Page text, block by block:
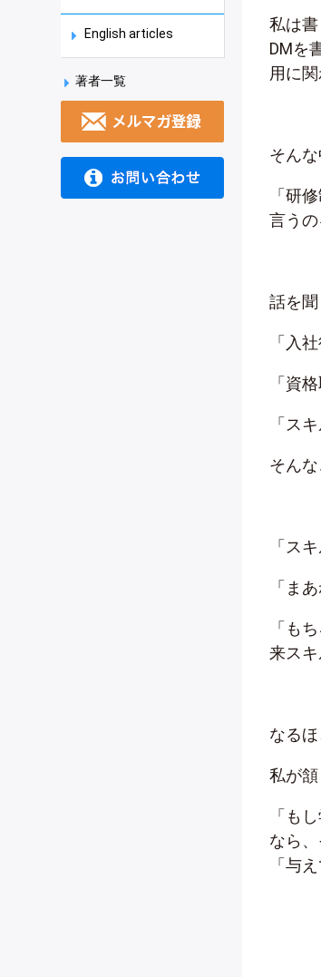
English articles
著者一覧
私は
DMを
用に関
そん
「研
言うの
話を
「入
「資
「ス
そん
「ス
「ま
「も
来ス
なる
私が頷
「も
なら
「与